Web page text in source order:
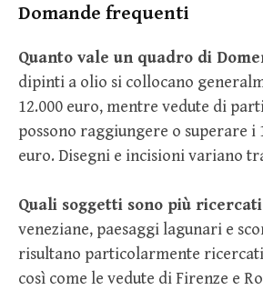
Domande frequenti
Quanto vale un quadro di
dipinti a olio si collocano
12.000 euro, mentre vedute di
possono raggiungere o superare i
euro. Disegni e incisioni variano
Quali soggetti sono più
veneziane, paesaggi lagunari e
risultano particolarmente
così come le vedute di Firenze e